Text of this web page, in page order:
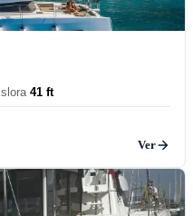
41 ft
Ver